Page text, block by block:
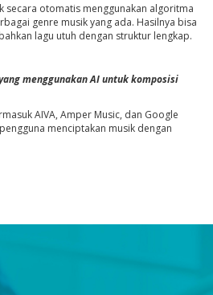
secara otomatis menggunakan algoritma
genre musik yang ada. Hasilnya bisa
lagu utuh dengan struktur lengkap.
menggunakan AI untuk komposisi
AIVA, Amper Music, dan Google
menciptakan musik dengan